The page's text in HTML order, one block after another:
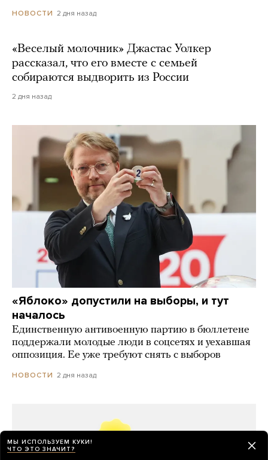
НОВОСТИ 2 дня назад
«Веселый молочник» Джастас Уолкер
рассказал, что его вместе с семьей
собираются выдворить из России
2 дня назад
«Яблоко» допустили на выборы, и тут
началось
Единственную антивоенную партию в бюллетене
поддержали молодые люди в соцсетях и уехавшая
оппозиция. Ее уже требуют снять с выборов
НОВОСТИ 2 дня назад
МЫ ИСПОЛЬЗУЕМ КУКИ!
ЧТО ЭТО ЗНАЧИТ?